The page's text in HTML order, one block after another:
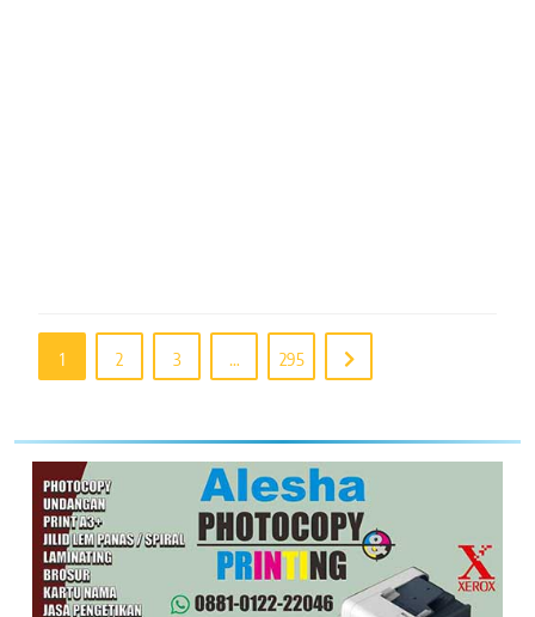
1 2 3 295